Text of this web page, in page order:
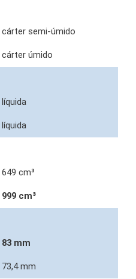
cárter semi-úmido
cárter úmido
líquida
líquida
649 cm³
999 cm³
83 mm
73,4 mm